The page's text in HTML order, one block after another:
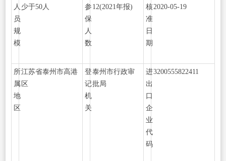
人
员
规
模
少于50人
参
保
人
数
12(2021年报)
核
准
日
期
2020-05-19
所
属
地
区
江苏省泰州市高港
区
登
记
机
关
泰州市行政审
批局
进
出
口
企
业
代
码
3200555822411